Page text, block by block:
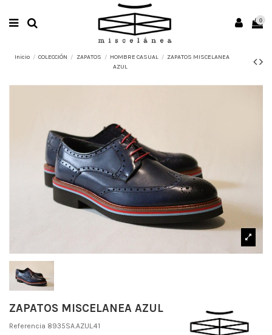
0
Inicio COLECCIÓN ZAPATOS HOMBRE CASUAL
ZAPATOS MISCELANEA
AZUL
ZAPATOS MISCELANEA AZUL
Referencia 8935SA.AZUL.41